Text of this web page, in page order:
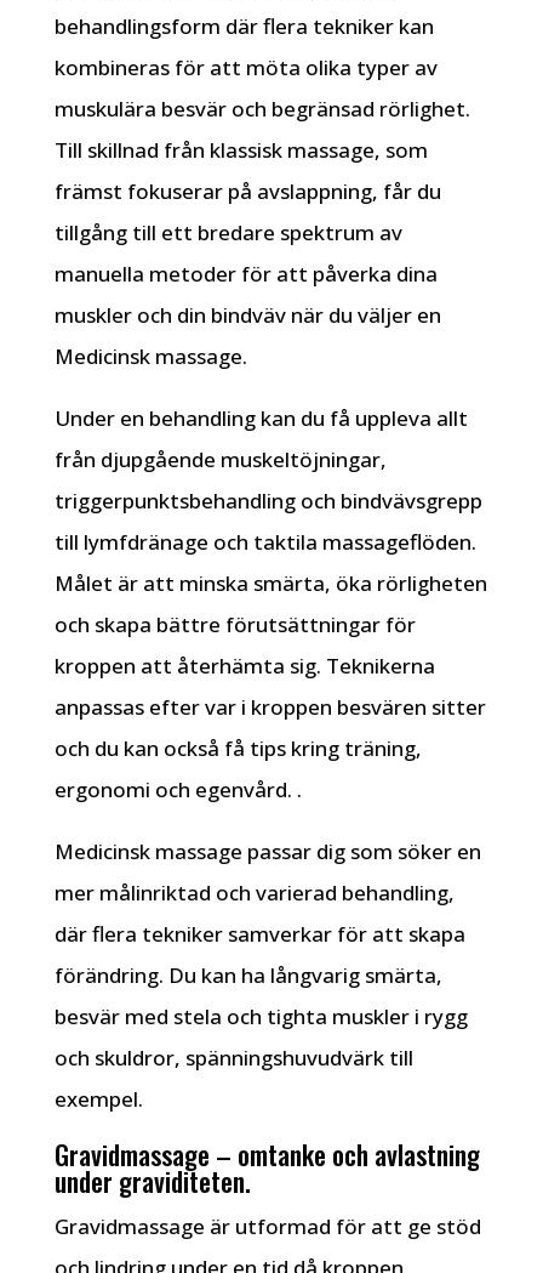
behandlingsform där flera tekniker kan
kombineras för att möta olika typer av
muskulära besvär och begränsad rörlighet.
Till skillnad från klassisk massage, som
främst fokuserar på avslappning, får du
tillgång till ett bredare spektrum av
manuella metoder för att påverka dina
muskler och din bindväv när du väljer en
Medicinsk massage.
Under en behandling kan du få uppleva allt
från djupgående muskeltöjningar,
triggerpunktsbehandling och bindvävsgrepp
till lymfdränage och taktila massageflöden.
Målet är att minska smärta, öka rörligheten
och skapa bättre förutsättningar för
kroppen att återhämta sig. Teknikerna
anpassas efter var i kroppen besvären sitter
och du kan också få tips kring träning,
ergonomi och egenvård. .
Medicinsk massage passar dig som söker en
mer målinriktad och varierad behandling,
där flera tekniker samverkar för att skapa
förändring. Du kan ha långvarig smärta,
besvär med stela och tighta muskler i rygg
och skuldror, spänningshuvudvärk till
exempel.
Gravidmassage – omtanke och avlastning
under graviditeten.
Gravidmassage är utformad för att ge stöd
och lindring under en tid då kroppen